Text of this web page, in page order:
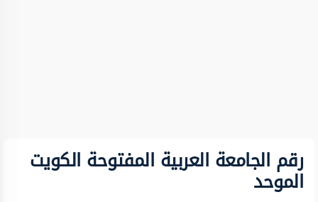
رقم الجامعة العربية المفتوحة الكويت
الموحد